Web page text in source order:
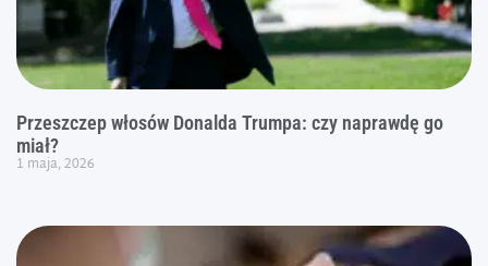
Przeszczep włosów Donalda Trumpa: czy naprawdę go
miał?
1 maja, 2026